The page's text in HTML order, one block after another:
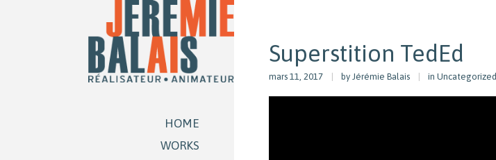
HOME
WORKS
Superstition TedEd
mars 11, 2017 by Jérémie Balais in Uncategorized